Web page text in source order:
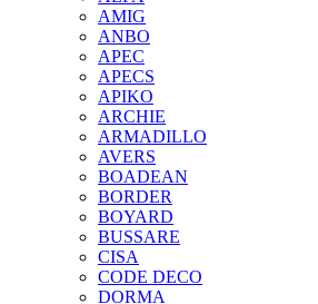
AMIG
ANBO
APEC
APECS
APIKO
ARCHIE
ARMADILLO
AVERS
BOADEAN
BORDER
BOYARD
BUSSARE
CISA
CODE DECO
DORMA